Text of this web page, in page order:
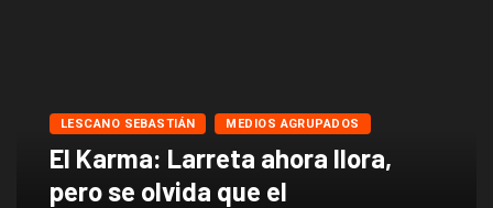
LESCANO SEBASTIÁN MEDIOS AGRUPADOS
El Karma: Larreta ahora llora,
pero se olvida que el